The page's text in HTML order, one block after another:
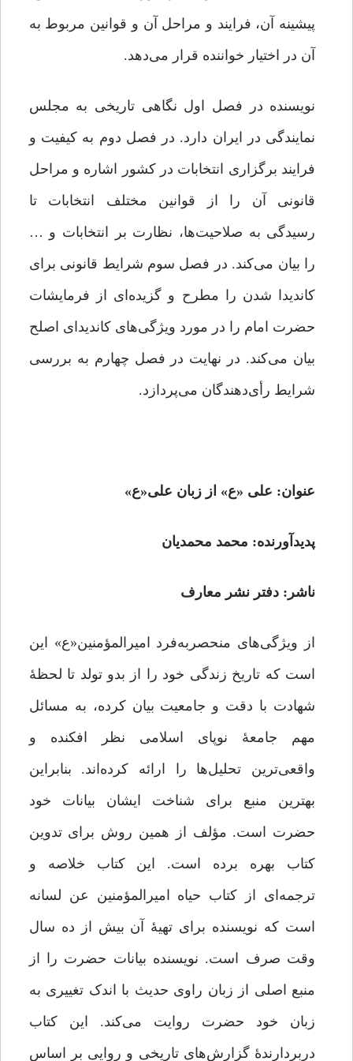
پیشینه آن، فرایند و مراحل آن و قوانین مربوط به
آن در اختیار خواننده قرار می‌دهد.
نویسنده در فصل اول نگاهی تاریخی به مجلس
نمایندگی در ایران دارد. در فصل دوم به کیفیت و
فرایند برگزاری انتخابات در کشور اشاره و مراحل
قانونی آن را از قوانین مختلف انتخابات تا
رسیدگی به صلاحیت‌ها، نظارت بر انتخابات و …
را بیان می‌کند. در فصل سوم شرایط قانونی برای
کاندیدا شدن را مطرح و گزیده‌ای از فرمایشات
حضرت امام را در مورد ویژگی‌های کاندیدای اصلح
بیان می‌کند. در نهایت در فصل چهارم به بررسی
شرایط رأی‌دهندگان می‌پردازد.
عنوان: علی «ع» از زبان علی«ع»
پدیدآورنده: محمد محمدیان
ناشر: دفتر نشر معارف
از ویژگی‌های منحصربه‌فرد امیرالمؤمنین«ع» این
است که تاریخ زندگی خود را از بدو تولد تا لحظۀ
شهادت با دقت و جامعیت بیان کرده، به مسائل
مهم جامعۀ نوپای اسلامی نظر افکنده و
واقعی‌ترین تحلیل‌ها را ارائه کرده‌اند. بنابراین
بهترین منبع برای شناخت ایشان بیانات خود
حضرت است. مؤلف از همین روش برای تدوین
کتاب بهره برده است. این کتاب خلاصه و
ترجمه‌ای از کتاب حیاه امیرالمؤمنین عن لسانه
است که نویسنده برای تهیۀ آن بیش از ده سال
وقت صرف است. نویسنده بیانات حضرت را از
منبع اصلی از زبان راوی حدیث با اندک تغییری به
زبان خود حضرت روایت می‌کند. این کتاب
دربردارندۀ گزارش‌های تاریخی و روایی بر اساس